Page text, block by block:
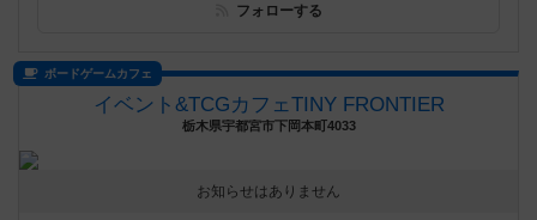
フォローする
ボードゲームカフェ
イベント&TCGカフェTINY FRONTIER
栃木県宇都宮市下岡本町4033
お知らせはありません